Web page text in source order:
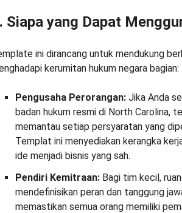
Siapa yang Dapat
ini dirancang untuk mendukung
kerumitan hukum negara bagian:
Pengusaha Perorangan: Jika Anda
badan hukum resmi di North Carolina,
memantau setiap persyaratan yang
Templat ini menyediakan kerangka
ide menjadi bisnis yang sah.
Pendiri Kemitraan: Bagi tim kecil,
mendefinisikan peran dan tanggung
memastikan semua orang memiliki